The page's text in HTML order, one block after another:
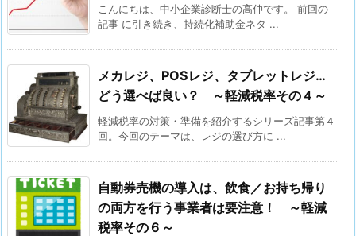
こんにちは、中小企業診断士の高仲です。 前回の
記事 に引き続き、持続化補助金ネタ ...
メカレジ、POSレジ、タブレットレジ…
どう選べば良い？ ～軽減税率その４～
軽減税率の対策・準備を紹介するシリーズ記事第４
回。今回のテーマは、レジの選び方に ...
自動券売機の導入は、飲食／お持ち帰り
の両方を行う事業者は要注意！ ～軽減
税率その６～